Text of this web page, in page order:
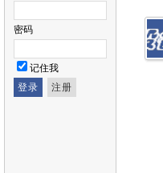
密码
记住我